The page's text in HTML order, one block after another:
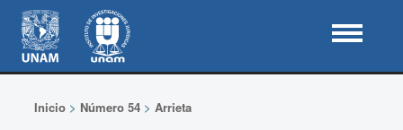
Inicio> Número 54> Arrieta